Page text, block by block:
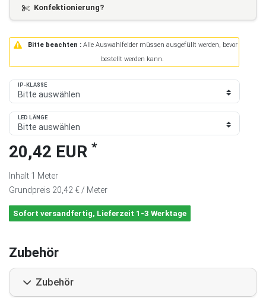
Konfektionierung?
Bitte beachten :Alle Auswahlfelder müssen ausgefüllt werden, bevor
bestellt werden kann.
IP-KLASSE
LED LÄNGE
20,42 EUR *
Inhalt 1 Meter
Grundpreis 20,42 € / Meter
Sofort versandfertig, Lieferzeit 1-3 Werktage
Zubehör
Zubehör